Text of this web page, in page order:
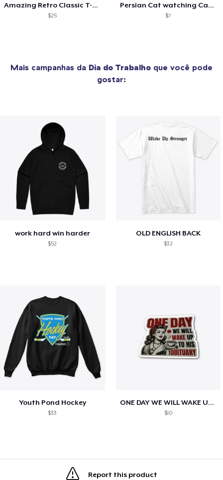
Amazing Retro Classic T-Shirt
$25
Persian Cat watching Cats TV
$7
Mais campanhas da Dia do Trabalho que você pode
gostar:
work hard win harder
$52
OLD ENGLISH BACK
$32
Youth Pond Hockey
$33
ONE DAY WE WILL WAKE UP TO HIS OBITUARY
$10
Report this product